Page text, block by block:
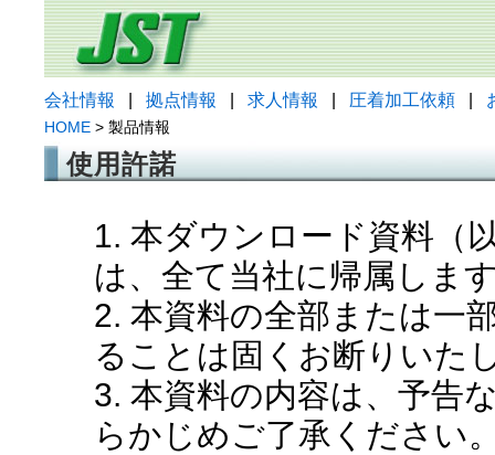
会社情報 拠点情報 求人情報 圧着加工依頼
HOME > 製品情報
使用許諾
1. 本ダウンロード資料（
は、全て当社に帰属しま
2. 本資料の全部または一
ることは固くお断りいた
3. 本資料の内容は、予告
らかじめご了承ください